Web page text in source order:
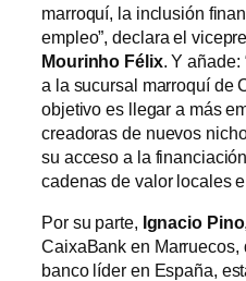
marroquí, la inclusión
empleo”, declara el
Mourinho Félix. Y añade:
a la sucursal marroquí de
objetivo es llegar a más
creadoras de nuevos
su acceso a la
cadenas de valor locales
Por su parte, Ignacio Pino
CaixaBank en Marruecos,
banco líder en España,